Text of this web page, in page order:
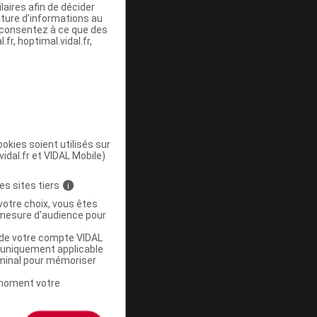
afin de décider
d’informations au
à ce que des
hoptimal.vidal.fr,
soient utilisés sur
et VIDAL Mobile)
sites tiers i
choix, vous êtes
d'audience pour
votre compte VIDAL
applicable
pour mémoriser
votre